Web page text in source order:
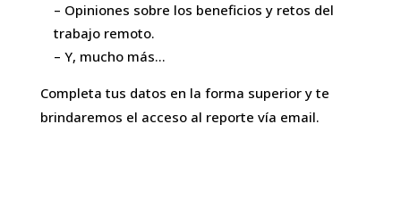
– Opiniones sobre los beneficios y retos del
trabajo remoto.
– Y, mucho más…
Completa tus datos en la forma superior y te
brindaremos el acceso al reporte vía email.